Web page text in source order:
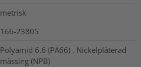
metrisk
166-23805
Polyamid 6.6 (PA66) , Nickelpläterad
mässing (NPB)